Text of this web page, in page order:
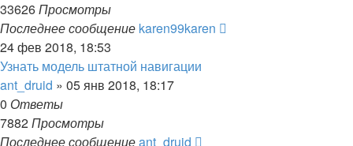
33626Просмотры
Последнее сообщение karen99karen
24 фев 2018, 18:53
Узнать модель штатной навигации
ant_druid » 05 янв 2018, 18:17
0 Ответы
7882Просмотры
Последнее сообщениеant_druid